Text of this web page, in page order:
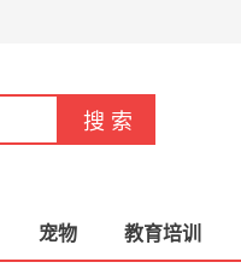
宠物 教育培训